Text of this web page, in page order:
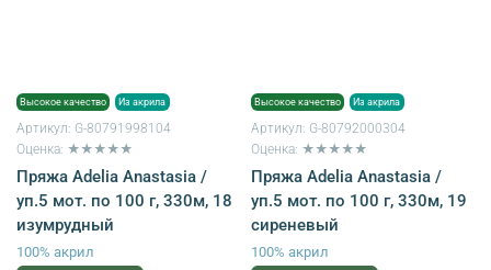
Высокое качество Из акрила
Артикул: G-80791998104
Оценка: ★★★★★
Пряжа Adelia Anastasia /
уп.5 мот. по 100 г, 330м, 18
изумрудный
100% акрил
Высокое качество Из акрила
Артикул: G-80792000304
Оценка: ★★★★★
Пряжа Adelia Anastasia /
уп.5 мот. по 100 г, 330м, 19
сиреневый
100% акрил